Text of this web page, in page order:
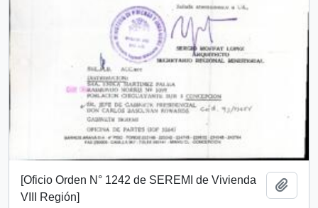
[Oficio Orden N° 1242 de SEREMI de Vivienda
VIII Región]